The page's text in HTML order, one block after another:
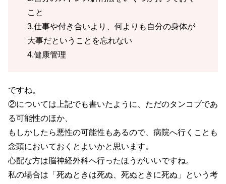
こと
3.仕事や付き合いより、何よりも自分の身体が
大事だということを忘れない
4.健康管理
ですね。
②については上記でも書いたように、ただのタンコブであ
る可能性のほか、
もしかしたら悪性の可能性もあるので、病院へ行くことも
念頭においておくとよいかと思います。
心配な方は脳神経外科へ行ったほうがいいですね。
私の場合は「死ぬときは死ぬ、死ぬときに死ぬ」という考